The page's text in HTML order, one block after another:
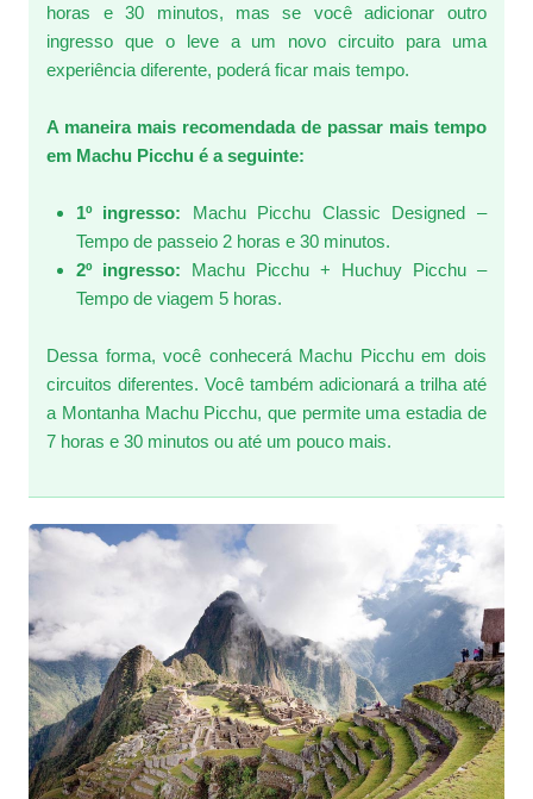
horas e 30 minutos, mas se você adicionar outro
ingresso que o leve a um novo circuito para uma
experiência diferente, poderá ficar mais tempo.
A maneira mais recomendada de passar mais tempo
em Machu Picchu é a seguinte:
1º ingresso: Machu Picchu Classic Designed –
Tempo de passeio 2 horas e 30 minutos.
2º ingresso: Machu Picchu + Huchuy Picchu –
Tempo de viagem 5 horas.
Dessa forma, você conhecerá Machu Picchu em dois
circuitos diferentes. Você também adicionará a trilha até
a Montanha Machu Picchu, que permite uma estadia de
7 horas e 30 minutos ou até um pouco mais.